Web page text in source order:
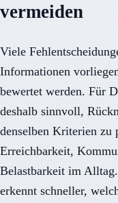
vermeiden
Viele
Informationen
bewertet werden. Für
deshalb sinnvoll,
denselben Kriterien zu
Erreichbarkeit,
Belastbarkeit im
erkennt schneller,